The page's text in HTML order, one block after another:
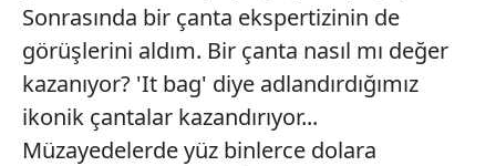
Sonrasında bir çanta ekspertizinin de
görüşlerini aldım. Bir çanta nasıl mı değer
kazanıyor? 'It bag' diye adlandırdığımız
ikonik çantalar kazandırıyor...
Müzayedelerde yüz binlerce dolara